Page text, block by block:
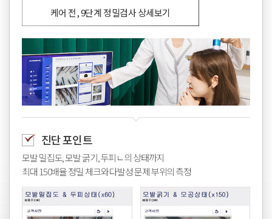
케어 전, 9단계 정밀검사 상세보기
진단 포인트
모발 밀집도, 모발 굵기, 두피ㄴ의 상태까지
최대 150배율 정밀 체크와 다발성 문제 부위의 측정